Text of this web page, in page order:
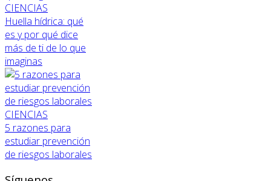
CIENCIAS
Huella hídrica: qué
es y por qué dice
más de ti de lo que
imaginas
CIENCIAS
5 razones para
estudiar prevención
de riesgos laborales